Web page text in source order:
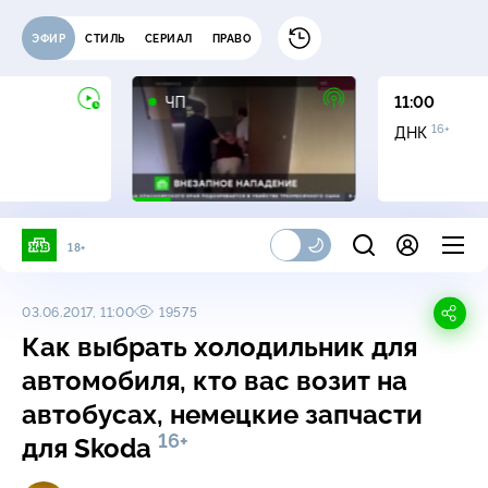
ЭФИР СТИЛЬ СЕРИАЛ ПРАВО
ЧП
11:00
ДНК 16+
18+
03.06.2017, 11:00 19575
Как выбрать холодильник для
автомобиля, кто вас возит на
автобусах, немецкие запчасти
для Skoda 16+